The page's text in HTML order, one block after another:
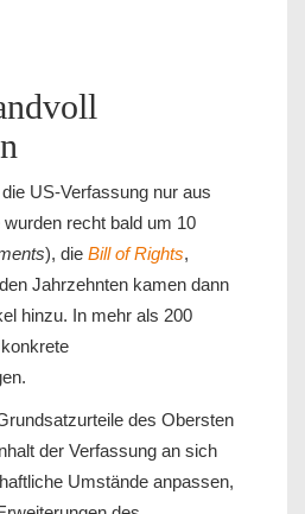
US-Verfassung nur aus
recht bald um 10
), die Bill of Rights,
Jahrzehnten kamen dann
hinzu. In mehr als 200
des Obersten
der Verfassung an sich
Umstände anpassen,